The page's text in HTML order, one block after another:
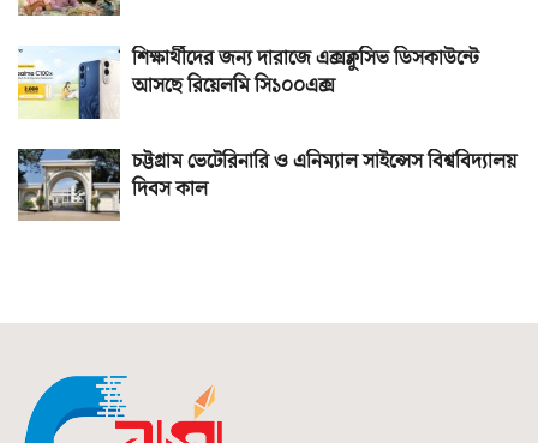
শিক্ষার্থীদের জন্য দারাজে এক্সক্লুসিভ ডিসকাউন্টে
আসছে রিয়েলমি সি১০০এক্স
চট্টগ্রাম ভেটেরিনারি ও এনিম্যাল সাইন্সেস বিশ্ববিদ্যালয়
দিবস কাল